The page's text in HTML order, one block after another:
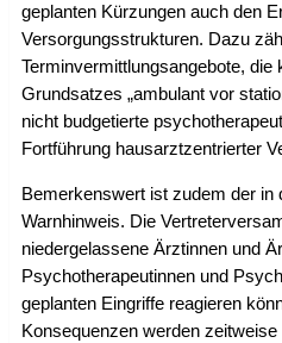
geplanten Kürzungen auch den
Versorgungsstrukturen. Dazu
Terminvermittlungsangebote,
Grundsatzes „ambulant vor
nicht budgetierte
Fortführung hausarztzentrierter
Bemerkenswert ist zudem der in
Warnhinweis. Die
niedergelassene Ärztinnen und
Psychotherapeutinnen und
geplanten Eingriffe reagieren
Konsequenzen werden